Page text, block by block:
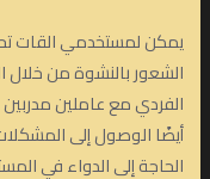
يمكن لمستخدمي القات
الشعور بالنشوة من خلال
الفردي مع عاملين
أيضًا الوصول إلى